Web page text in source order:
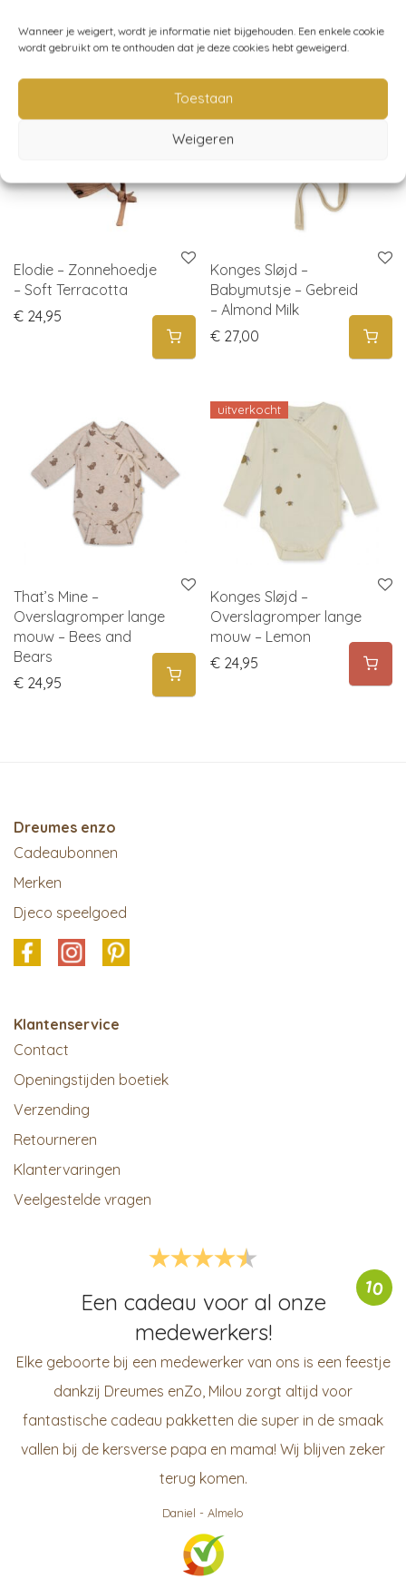
Wanneer je weigert, wordt je informatie niet bijgehouden. Een enkele cookie
wordt gebruikt om te onthouden dat je deze cookies hebt geweigerd.
Toestaan
Weigeren
Gerelateerde producten
Elodie – Zonnehoedje
– Soft Terracotta
€ 24,95
Konges Sløjd –
Babymutsje – Gebreid
– Almond Milk
€ 27,00
That’s Mine –
Overslagromper lange
mouw – Bees and
Bears
€ 24,95
uitverkocht
Konges Sløjd –
Overslagromper lange
mouw – Lemon
€ 24,95
Dreumes enzo
Cadeaubonnen
Merken
Djeco speelgoed
Klantenservice
Contact
Openingstijden boetiek
Verzending
Retourneren
Klantervaringen
Veelgestelde vragen
10
Een cadeau voor al onze
medewerkers!
Elke geboorte bij een medewerker van ons is een feestje
dankzij Dreumes enZo, Milou zorgt altijd voor
fantastische cadeau pakketten die super in de smaak
vallen bij de kersverse papa en mama! Wij blijven zeker
terug komen.
Daniel - Almelo